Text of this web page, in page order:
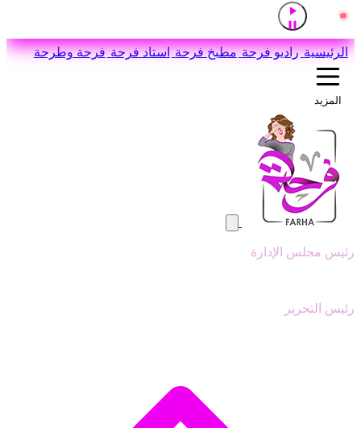
مباشر إذاعة القرآن الكريم من القاهرة
اضغط للاستماع
الرئيسية راديو فرحة مطبخ فرحة استاد فرحة فرحة وطرحة
المزيد
رئيس مجلس الإدارة
رئيس التحرير